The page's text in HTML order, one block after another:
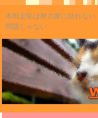
本田圭佑は努力家に括れな
問題じゃない